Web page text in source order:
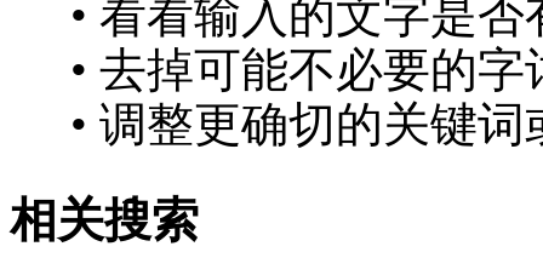
• 看看输入的文字是否
• 去掉可能不必要的字
• 调整更确切的关键
相关搜索